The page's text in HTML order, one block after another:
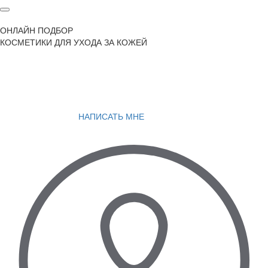
ОНЛАЙН ПОДБОР
КОСМЕТИКИ ДЛЯ УХОДА ЗА КОЖЕЙ
НАПИСАТЬ МНЕ